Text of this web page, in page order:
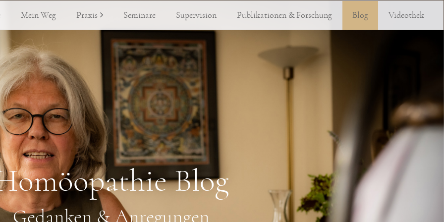
Mein Weg Praxis Seminare Supervision Publikationen & Forschung Blog Videothek
Blog
Gedanken & Anregungen